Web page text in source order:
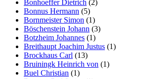
Bonhoeffer Dietrich (2)
Bonnus Hermann (5)
Bornmeister Simon (1)
Böschenstein Johann (3)
Botzheim Johannes (1)
Breithaupt Joachim Justus (1)
Brockhaus Carl (13)
Bruiningk Heinrich von (1)
Buel Christian (1)